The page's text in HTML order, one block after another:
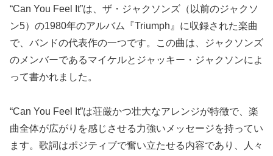
“Can You Feel It”は、ザ・ジャクソンズ（以前のジャクソ
ン5）の1980年のアルバム『Triumph』に収録された楽曲
で、バンドの代表作の一つです。この曲は、ジャクソンズ
のメンバーであるマイケルとジャッキー・ジャクソンによ
って書かれました。
“Can You Feel It”は荘厳かつ壮大なアレンジが特徴で、楽
曲全体が広がりを感じさせる力強いメッセージを持ってい
ます。歌詞はポジティブで奮い立たせる内容であり、人々